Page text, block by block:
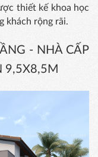
thiết kế khoa học
khách rộng rãi.
- NHÀ CẤP
9,5X8,5M